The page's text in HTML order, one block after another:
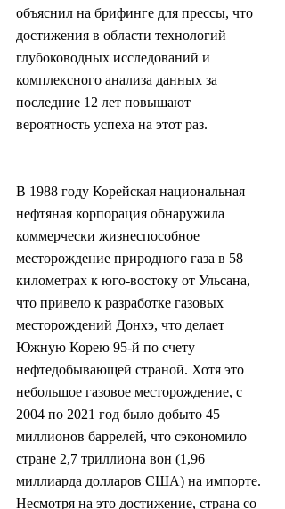
объяснил на брифинге для прессы, что
достижения в области технологий
глубоководных исследований и
комплексного анализа данных за
последние 12 лет повышают
вероятность успеха на этот раз.
В 1988 году Корейская национальная
нефтяная корпорация обнаружила
коммерчески жизнеспособное
месторождение природного газа в 58
километрах к юго-востоку от Ульсана,
что привело к разработке газовых
месторождений Донхэ, что делает
Южную Корею 95-й по счету
нефтедобывающей страной. Хотя это
небольшое газовое месторождение, с
2004 по 2021 год было добыто 45
миллионов баррелей, что сэкономило
стране 2,7 триллиона вон (1,96
миллиарда долларов США) на импорте.
Несмотря на это достижение, страна со